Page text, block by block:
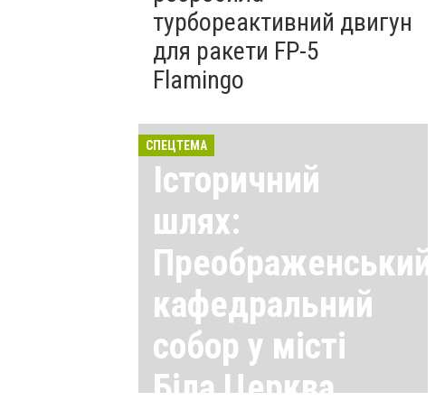
турбореактивний двигун
для ракети FP-5
Flamingo
СПЕЦТЕМА
Історичний
шлях:
Преображенський
кафедральний
собор у місті
Біла Церква